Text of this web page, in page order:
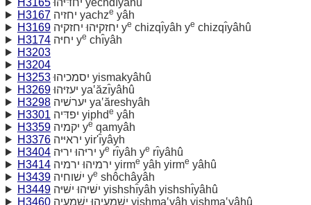
H3165
יחדּיּהוּ yechdı̂yâhû
H3167
יחזיה yachze yâh
H3169
יחזקיּהוּ יחזקיּה ye chizqı̂yâh ye chizqı̂yâhû
H3174
יחיּה ye chı̂yâh
H3203
H3204
H3253
יסמכיהוּ yismakyâhû
H3269
יעזיּהוּ ya‛ăzı̂yâhû
H3298
יערשׁיה ya‛ăreshyâh
H3301
יפדּיה yiphde yâh
H3359
יקמיה ye qamyâh
H3376
יראיּיה yir'ı̂yâyh
H3404
יריּהוּ יריּה ye rı̂yâh ye rı̂yâhû
H3414
ירמיהוּ ירמיה yirme yâh yirme yâhû
H3439
ישׁוחיה ye shôchâyâh
H3449
ישּׁיּהוּ ישּׁיּה yishshı̂yâh yishshı̂yâhû
H3460
ישׁמעיהוּ ישׁמעיה yishma‛yâh yishma‛yâhû